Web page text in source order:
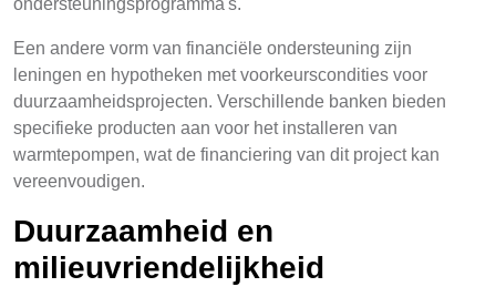
ondersteuningsprogramma's.
Een andere vorm van financiële ondersteuning zijn
leningen en hypotheken met voorkeurscondities voor
duurzaamheidsprojecten. Verschillende banken bieden
specifieke producten aan voor het installeren van
warmtepompen, wat de financiering van dit project kan
vereenvoudigen.
Duurzaamheid en
milieuvriendelijkheid